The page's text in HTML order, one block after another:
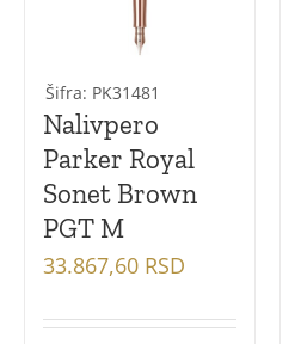
Šifra: PK31481
Nalivpero
Parker Royal
Sonet Brown
PGT M
33.867,60 RSD